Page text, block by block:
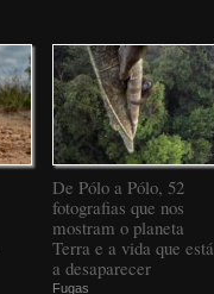
De Pólo a Pólo, 52
fotografias que nos
mostram o planeta
Terra e a vida que está
a desaparecer
Fugas